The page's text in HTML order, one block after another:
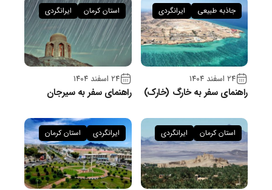
۲۴ اسفند ۱۴۰۴
راهنمای سفر به خارگ (خارک)
جاذبه طبیعی ایرانگردی
۲۴ اسفند ۱۴۰۴
راهنمای سفر به سیرجان
استان کرمان ایرانگردی
استان کرمان ایرانگردی ایرانگردی استان کرمان